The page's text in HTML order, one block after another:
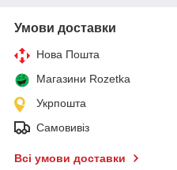
Умови доставки
Нова Пошта
Магазини Rozetka
Укрпошта
Самовивіз
Всі умови доставки